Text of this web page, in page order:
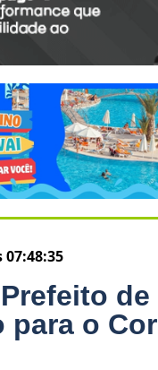
07:48:35
Prefeito
para o